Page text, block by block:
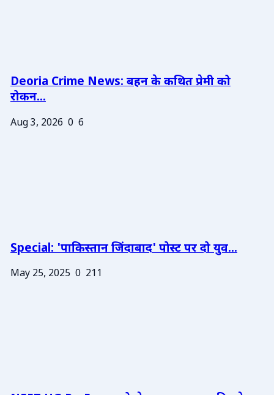
Deoria Crime News: बहन के कथित प्रेमी को
रोकन...
Aug 3, 2026 0 6
Special: 'पाकिस्तान जिंदाबाद' पोस्ट पर दो युव...
May 25, 2025 0 211